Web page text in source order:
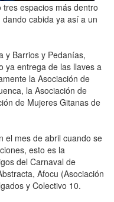
espacios más dentro
cabida ya así a un
y Barrios y Pedanías,
ya entrega de las llaves a
la Asociación de
la Asociación de
de Mujeres Gitanas de
el mes de abril cuando se
esto es la
del Carnaval de
Afocu (Asociación
y Colectivo 10.